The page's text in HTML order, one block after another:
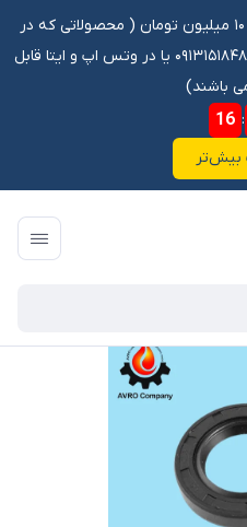
تخفیف ۵ درصد برای سفارشات بالای ۱۰ میلیون تومان ‌‌(‌‌ محصولاتی که در
سایت موجود نیستند طی تماس با ۰۹۱۳۱۵۱۸۴۸۷ یا در وتس اپ و ایتا قابل
باشند)
16 :
بیش‌تر